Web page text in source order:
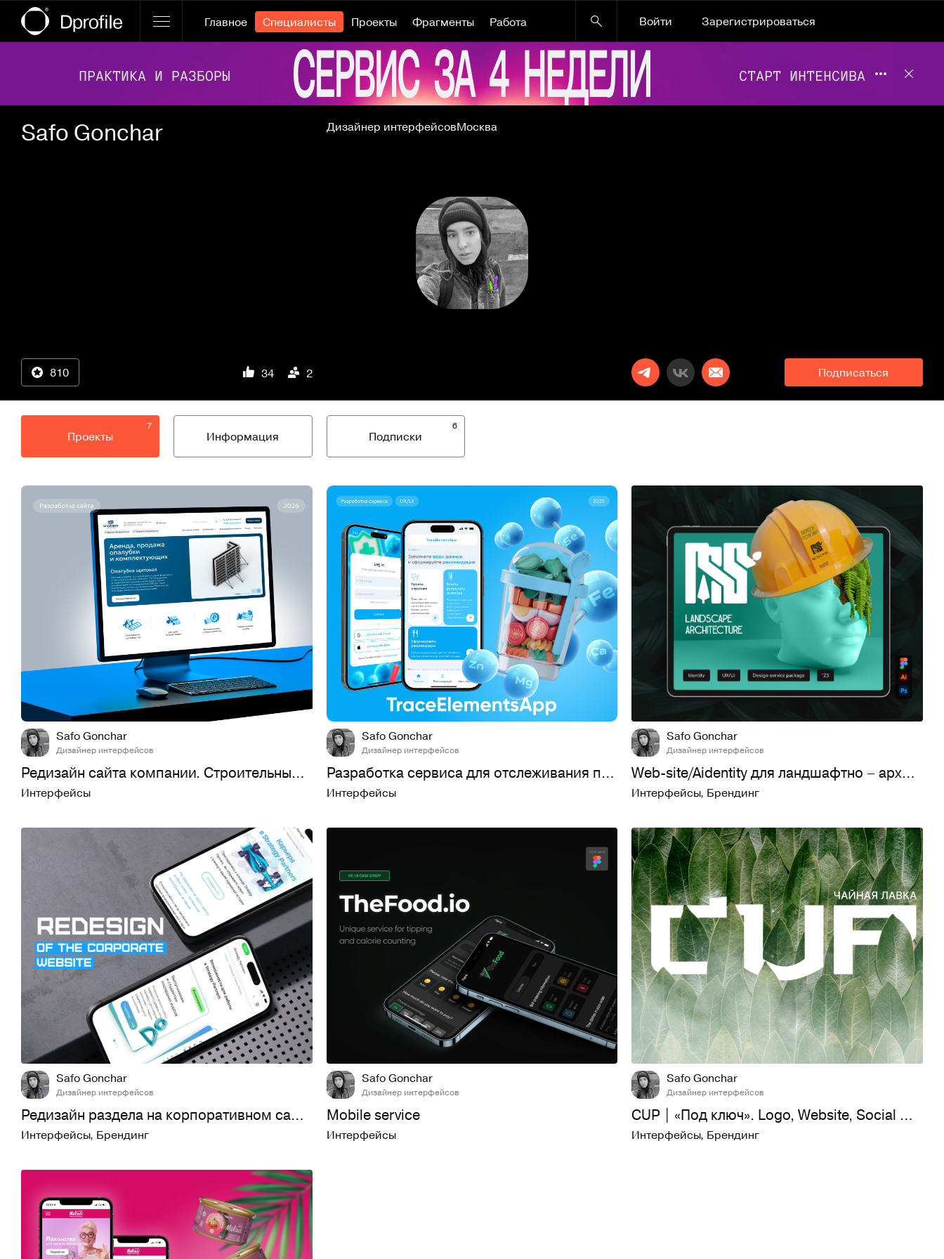
Главное Специалисты Проекты Фрагменты Работа Войти
Зарегистрироваться
Safo Gonchar Дизайнер интерфейсовМосква
810 34 2 Подписаться
7
Проекты Информация
6
Подписки
Safo Gonchar
Дизайнер интерфейсов
Редизайн сайта компании. Строительные материалы
Интерфейсы
5
Safo Gonchar
Дизайнер интерфейсов
Разработка сервиса для отслеживания питания и здоровья
Интерфейсы
6 596
Safo Gonchar
Дизайнер интерфейсов
Web-site/Aidentity для ландшафтно – архитектурного бюро.
Интерфейсы, Брендинг
3 548
Safo Gonchar
Дизайнер интерфейсов
Редизайн раздела на корпоративном сайте
Интерфейсы, Брендинг
590
Safo Gonchar
Дизайнер интерфейсов
Mobile service
Интерфейсы
8 625
Safo Gonchar
Дизайнер интерфейсов
CUP | «Под ключ». Logo, Website, Social media.
Интерфейсы, Брендинг